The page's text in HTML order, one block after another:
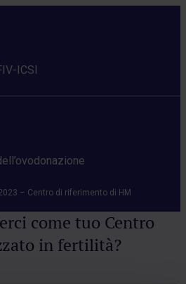
ICSI
– Centro di riferimento di HM
come tuo Centro
in fertilità?